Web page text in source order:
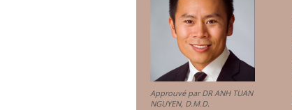
Approuvé par DR ANH TUAN
NGUYEN, D.M.D.